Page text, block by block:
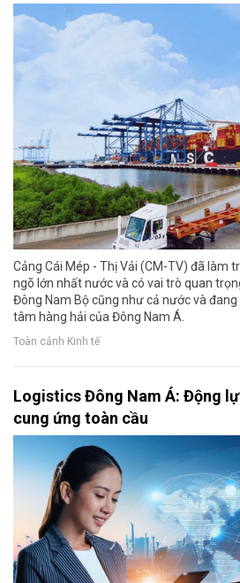
Cảng Cái Mép - Thị Vải (CM-TV) đã làm
ngõ lớn nhất nước và có vai trò quan
Đông Nam Bộ cũng như cả nước và
tâm hàng hải của Đông Nam Á.
Toàn cảnh Kinh tế
Logistics Đông Nam Á: Động
cung ứng toàn cầu